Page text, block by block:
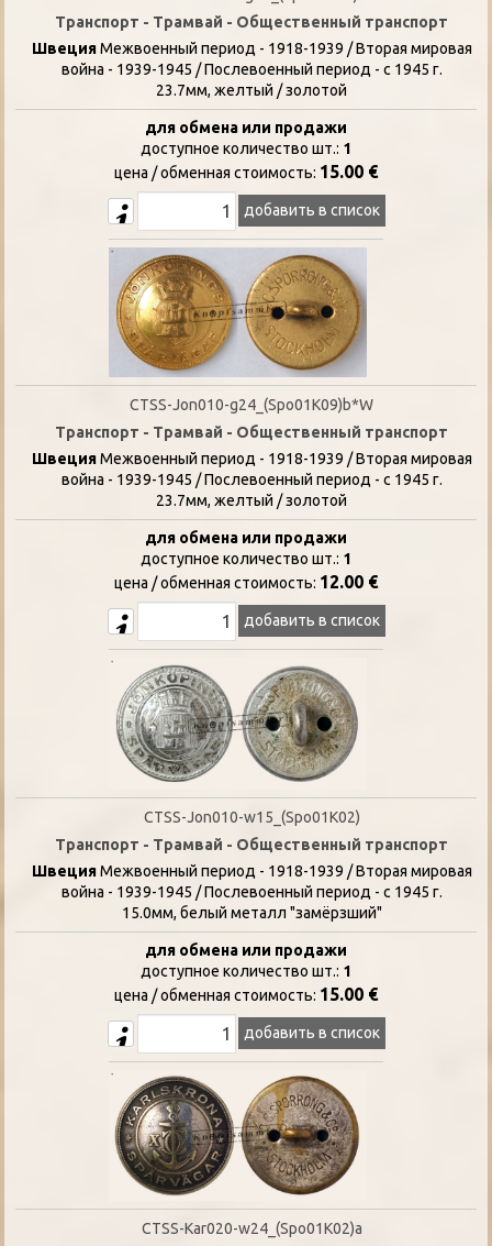
Транспорт - Трамвай - Общественный транспорт
ШвецияМежвоенный период - 1918-1939 / Вторая мировая
война - 1939-1945 / Послевоенный период - с 1945 г.
23.7мм, желтый / золотой
для обмена или продажи
доступное количество шт.: 1
цена / oбменная стоимость: 15.00 €
добавить в список
CTSS-Jon010-g24_(Spo01K09)b*W
Транспорт - Трамвай - Общественный транспорт
ШвецияМежвоенный период - 1918-1939 / Вторая мировая
война - 1939-1945 / Послевоенный период - с 1945 г.
23.7мм, желтый / золотой
для обмена или продажи
доступное количество шт.: 1
цена / oбменная стоимость: 12.00 €
добавить в список
CTSS-Jon010-w15_(Spo01K02)
Транспорт - Трамвай - Общественный транспорт
ШвецияМежвоенный период - 1918-1939 / Вторая мировая
война - 1939-1945 / Послевоенный период - с 1945 г.
15.0мм, белый металл "замёрзший"
для обмена или продажи
доступное количество шт.: 1
цена / oбменная стоимость: 15.00 €
добавить в список
CTSS-Kar020-w24_(Spo01K02)a